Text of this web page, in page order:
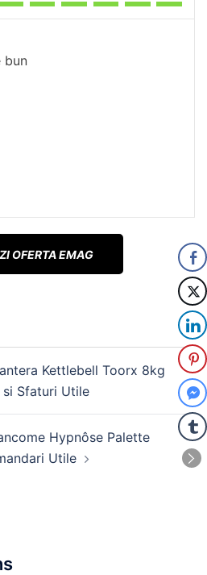
bun
OFERTA EMAG
Kettlebell Toorx 8kg
si Sfaturi Utile
Hypnôse Palette
Utile